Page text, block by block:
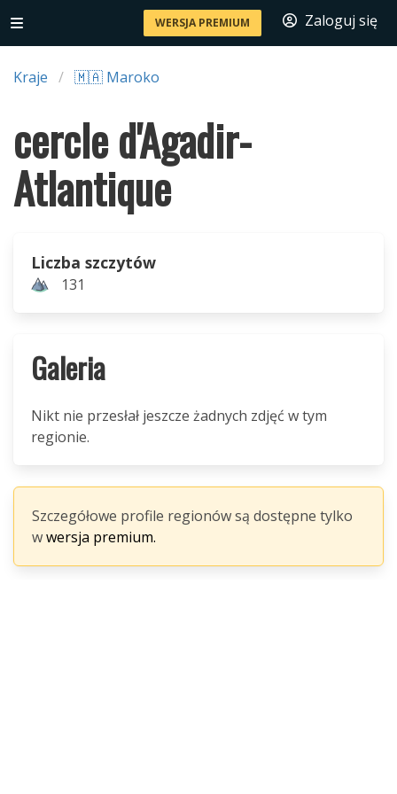
WERSJA PREMIUM Zaloguj się
Kraje 🇲🇦 Maroko
cercle d'Agadir-
Atlantique
Liczba szczytów
131
Galeria
Nikt nie przesłał jeszcze żadnych zdjęć w tym
regionie.
Szczegółowe profile regionów są dostępne tylko
wwersja premium.